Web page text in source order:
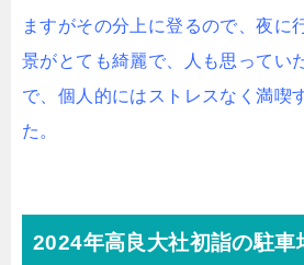
ますがその分上に登るので、夜に
景がとても綺麗で、人も思ってい
で、個人的にはストレスなく満喫
た。
2024年高良大社初詣の駐車